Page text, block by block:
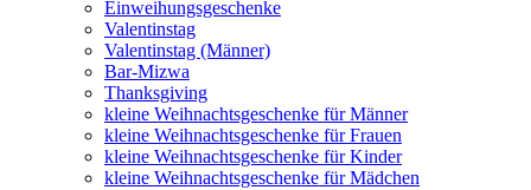
Einweihungsgeschenke
Valentinstag
Valentinstag (Männer)
Bar-Mizwa
Thanksgiving
kleine Weihnachtsgeschenke für Männer
kleine Weihnachtsgeschenke für Frauen
kleine Weihnachtsgeschenke für Kinder
kleine Weihnachtsgeschenke für Mädchen